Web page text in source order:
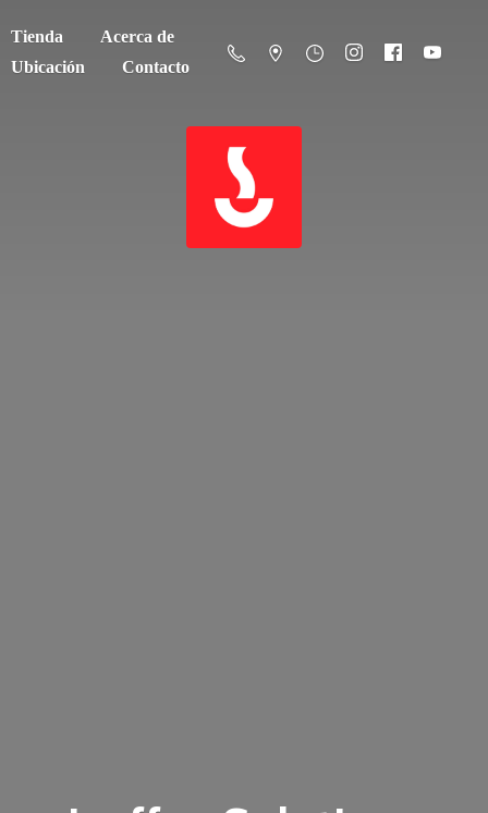
Tienda
Acerca de
Ubicación
Contacto